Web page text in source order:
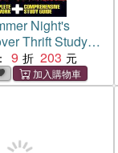
Night's
Thrift Study
9 203